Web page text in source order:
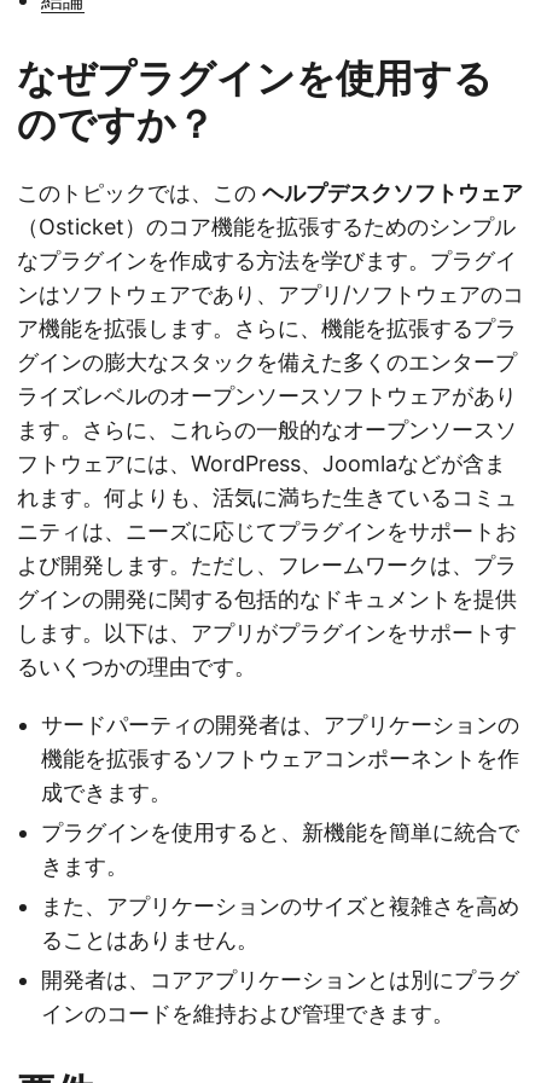
なぜプラグインを使用する
のですか？
このトピックでは、この ヘルプデスクソフトウェア
（Osticket）のコア機能を拡張するためのシンプル
なプラグインを作成する方法を学びます。プラグイ
ンはソフトウェアであり、アプリ/ソフトウェアのコ
ア機能を拡張します。さらに、機能を拡張するプラ
グインの膨大なスタックを備えた多くのエンタープ
ライズレベルのオープンソースソフトウェアがあり
ます。さらに、これらの一般的なオープンソースソ
フトウェアには、WordPress、Joomlaなどが含ま
れます。何よりも、活気に満ちた生きているコミュ
ニティは、ニーズに応じてプラグインをサポートお
よび開発します。ただし、フレームワークは、プラ
グインの開発に関する包括的なドキュメントを提供
します。以下は、アプリがプラグインをサポートす
るいくつかの理由です。
サードパーティの開発者は、アプリケーションの
機能を拡張するソフトウェアコンポーネントを作
成できます。
プラグインを使用すると、新機能を簡単に統合で
きます。
また、アプリケーションのサイズと複雑さを高め
ることはありません。
開発者は、コアアプリケーションとは別にプラグ
インのコードを維持および管理できます。